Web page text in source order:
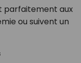
parfaitement aux
ou suivent un